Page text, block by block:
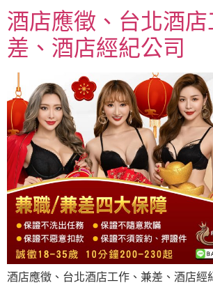
酒店應徵、台北酒
差、酒店經紀公司
酒店應徵、台北酒店工作、兼差、酒店經